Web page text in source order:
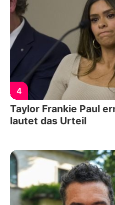
4
Taylor Frankie Paul
lautet das Urteil